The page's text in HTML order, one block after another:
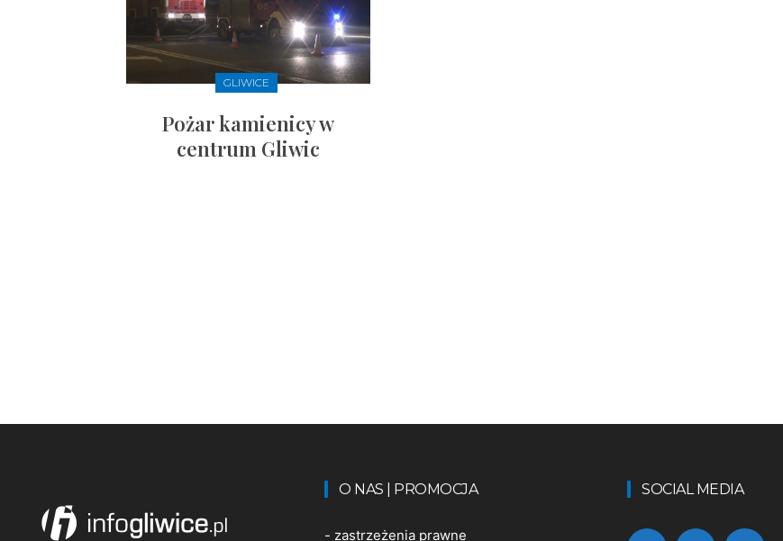
GLIWICE
Pożar kamienicy w
centrum Gliwic
O NAS | PROMOCJA
- zastrzeżenia prawne
SOCIAL MEDIA